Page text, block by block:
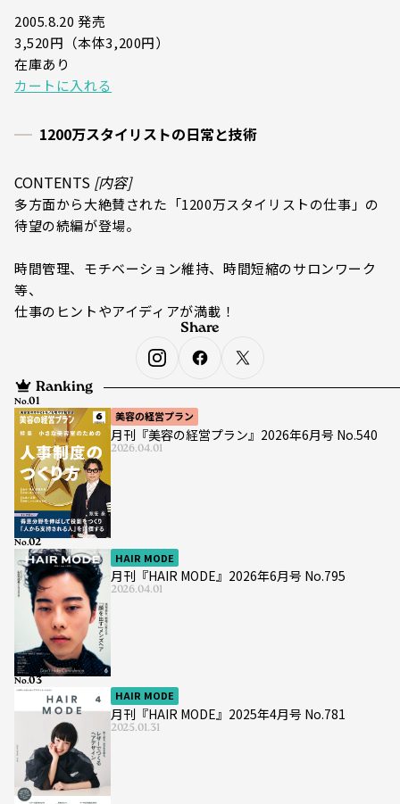
2005.8.20 発売
3,520円（本体3,200円）
在庫あり
カートに入れる
1200万スタイリストの日常と技術
CONTENTS [内容]
多方面から大絶賛された「1200万スタイリストの仕事」の
待望の続編が登場。
時間管理、モチベーション維持、時間短縮のサロンワーク
等、
仕事のヒントやアイディアが満載！
Ranking
美容の経営プラン
月刊『美容の経営プラン』2026年6月号 No.540
2026.04.01
No.
HAIR MODE
月刊『HAIR MODE』2026年6月号 No.795
2026.04.01
No.
HAIR MODE
月刊『HAIR MODE』2025年4月号 No.781
2025.01.31
No.
Share